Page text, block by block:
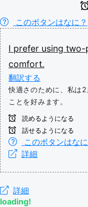
このボタンはなに？
I prefer using two-
comfort.
翻訳する
快適さのために、私は
ことを好みます。
読めるようになる
話せるようになる
このボタンはな
詳細
詳細
loading!